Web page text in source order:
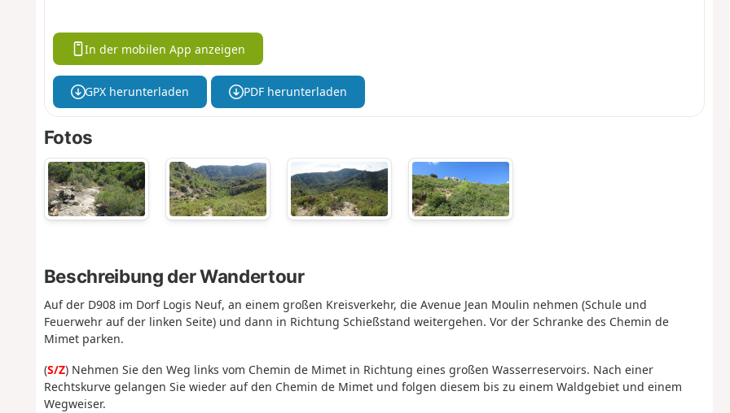
In der mobilen App anzeigen
GPX herunterladen PDF herunterladen
Fotos
Beschreibung der Wandertour
Auf der D908 im Dorf Logis Neuf, an einem großen Kreisverkehr, die Avenue Jean Moulin nehmen (Schule und
Feuerwehr auf der linken Seite) und dann in Richtung Schießstand weitergehen. Vor der Schranke des Chemin de
Mimet parken.
(S/Z) Nehmen Sie den Weg links vom Chemin de Mimet in Richtung eines großen Wasserreservoirs. Nach einer
Rechtskurve gelangen Sie wieder auf den Chemin de Mimet und folgen diesem bis zu einem Waldgebiet und einem
Wegweiser.